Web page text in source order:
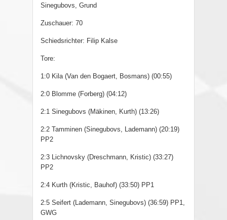
Sinegubovs, Grund
Zuschauer: 70
Schiedsrichter: Filip Kalse
Tore:
1:0 Kila (Van den Bogaert, Bosmans) (00:55)
2:0 Blomme (Forberg) (04:12)
2:1 Sinegubovs (Mäkinen, Kurth) (13:26)
2:2 Tamminen (Sinegubovs, Lademann) (20:19)
PP2
2:3 Lichnovsky (Dreschmann, Kristic) (33:27)
PP2
2:4 Kurth (Kristic, Bauhof) (33:50) PP1
2:5 Seifert (Lademann, Sinegubovs) (36:59) PP1,
GWG